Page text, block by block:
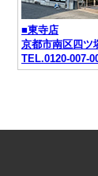
■東寺店
京都市南区四ツ
TEL.0120-007-